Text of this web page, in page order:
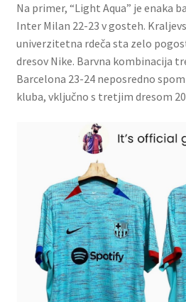
Na primer, “Light Aqua” je enaka
Inter Milan 22-23 v gosteh.
univerzitetna rdeča sta zelo
dresov Nike. Barvna kombinacija
Barcelona 23-24 neposredno
kluba, vključno s tretjim dresom